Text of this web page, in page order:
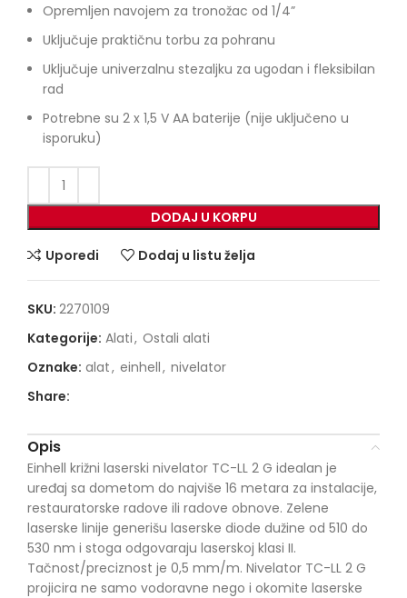
Opremljen navojem za tronožac od 1/4”
Uključuje praktičnu torbu za pohranu
Uključuje univerzalnu stezaljku za ugodan i fleksibilan
rad
Potrebne su 2 x 1,5 V AA baterije (nije uključeno u
isporuku)
DODAJ U KORPU
Uporedi Dodaj u listu želja
SKU: 2270109
Kategorije: Alati, Ostali alati
Oznake: alat, einhell, nivelator
Share:
Opis
Einhell križni laserski nivelator TC-LL 2 G idealan je
uređaj sa dometom do najviše 16 metara za instalacije,
restauratorske radove ili radove obnove. Zelene
laserske linije generišu laserske diode dužine od 510 do
530 nm i stoga odgovaraju laserskoj klasi II.
Tačnost/preciznost je 0,5 mm/m. Nivelator TC-LL 2 G
projicira ne samo vodoravne nego i okomite laserske